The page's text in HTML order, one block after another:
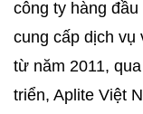
công ty hàng
cung cấp dịch vụ
từ năm 2011,
triển, Aplite Việt